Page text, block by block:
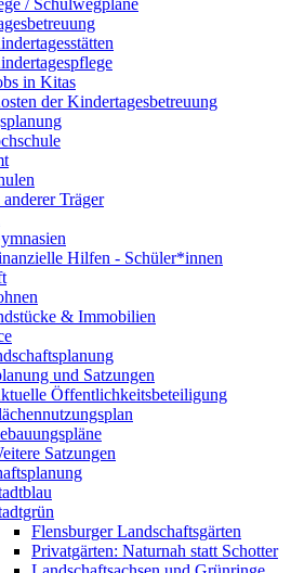
/ Schulwegpläne
in Kitas
der Kindertagesbetreuung
anderer Träger
Hilfen - Schüler*innen
& Immobilien
und Satzungen
Öffentlichkeitsbeteiligung
Satzungen
Flensburger Landschaftsgärten
Privatgärten: Naturnah statt Schotter